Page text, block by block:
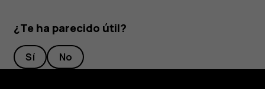
¿Te ha parecido útil?
Sí No